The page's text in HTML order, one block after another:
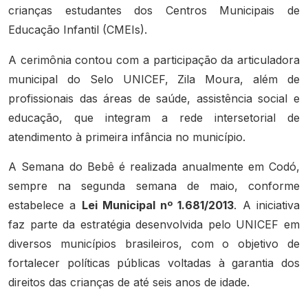
crianças estudantes dos Centros Municipais de
Educação Infantil (CMEIs).
A cerimônia contou com a participação da articuladora
municipal do Selo UNICEF, Zila Moura, além de
profissionais das áreas de saúde, assistência social e
educação, que integram a rede intersetorial de
atendimento à primeira infância no município.
A Semana do Bebê é realizada anualmente em Codó,
sempre na segunda semana de maio, conforme
estabelece a Lei Municipal nº 1.681/2013. A iniciativa
faz parte da estratégia desenvolvida pelo UNICEF em
diversos municípios brasileiros, com o objetivo de
fortalecer políticas públicas voltadas à garantia dos
direitos das crianças de até seis anos de idade.